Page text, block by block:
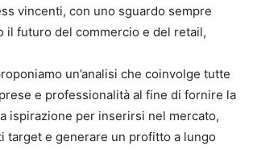
vincenti, con uno sguardo sempre
il futuro del commercio e del retail,
un’analisi che coinvolge tutte
e professionalità al fine di fornire la
ispirazione per inserirsi nel mercato,
target e generare un profitto a lungo